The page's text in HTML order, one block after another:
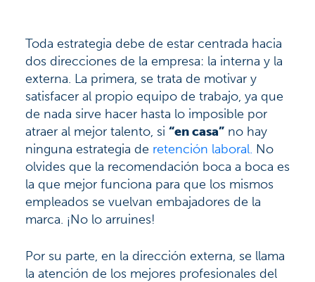
Toda estrategia debe de estar centrada hacia
dos direcciones de la empresa: la interna y la
externa. La primera, se trata de motivar y
satisfacer al propio equipo de trabajo, ya que
de nada sirve hacer hasta lo imposible por
atraer al mejor talento, si “en casa” no hay
ninguna estrategia de retención laboral. No
olvides que la recomendación boca a boca es
la que mejor funciona para que los mismos
empleados se vuelvan embajadores de la
marca. ¡No lo arruines!
Por su parte, en la dirección externa, se llama
la atención de los mejores profesionales del